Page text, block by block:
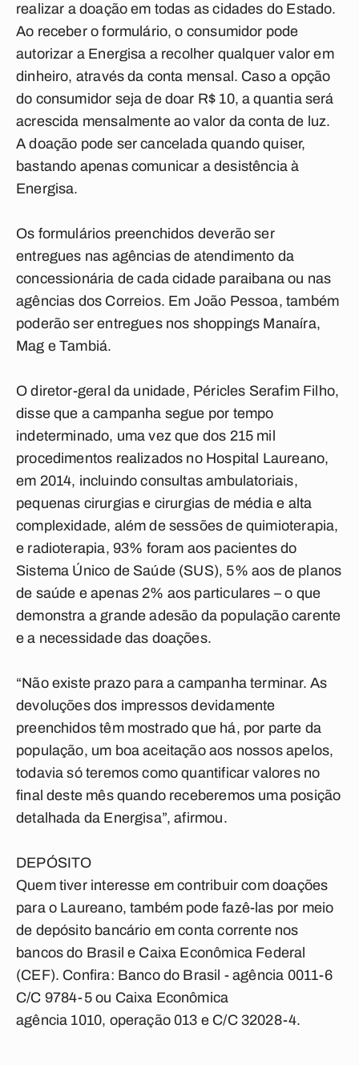
realizar a doação em todas as cidades do Estado.
Ao receber o formulário, o consumidor pode
autorizar a Energisa a recolher qualquer valor em
dinheiro, através da conta mensal. Caso a opção
do consumidor seja de doar R$ 10, a quantia será
acrescida mensalmente ao valor da conta de luz.
A doação pode ser cancelada quando quiser,
bastando apenas comunicar a desistência à
Energisa.
Os formulários preenchidos deverão ser
entregues nas agências de atendimento da
concessionária de cada cidade paraibana ou nas
agências dos Correios. Em João Pessoa, também
poderão ser entregues nos shoppings Manaíra,
Mag e Tambiá.
O diretor-geral da unidade, Péricles Serafim Filho,
disse que a campanha segue por tempo
indeterminado, uma vez que dos 215 mil
procedimentos realizados no Hospital Laureano,
em 2014, incluindo consultas ambulatoriais,
pequenas cirurgias e cirurgias de média e alta
complexidade, além de sessões de quimioterapia,
e radioterapia, 93% foram aos pacientes do
Sistema Único de Saúde (SUS), 5% aos de planos
de saúde e apenas 2% aos particulares – o que
demonstra a grande adesão da população carente
e a necessidade das doações.
“Não existe prazo para a campanha terminar. As
devoluções dos impressos devidamente
preenchidos têm mostrado que há, por parte da
população, um boa aceitação aos nossos apelos,
todavia só teremos como quantificar valores no
final deste mês quando receberemos uma posição
detalhada da Energisa”, afirmou.
DEPÓSITO
Quem tiver interesse em contribuir com doações
para o Laureano, também pode fazê-las por meio
de depósito bancário em conta corrente nos
bancos do Brasil e Caixa Econômica Federal
(CEF). Confira: Banco do Brasil - agência 0011-6
C/C 9784-5 ou Caixa Econômica
agência 1010, operação 013 e C/C 32028-4.